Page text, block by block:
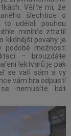
Věřte mi, že
šlechtice o
udělali pouhou
minihře ztratil
klidnější povahy je
podobě možnosti
– brouzdáte
lektvarů je pak
se vaří sám a vy
vám hra odpustí
nemusíte bát